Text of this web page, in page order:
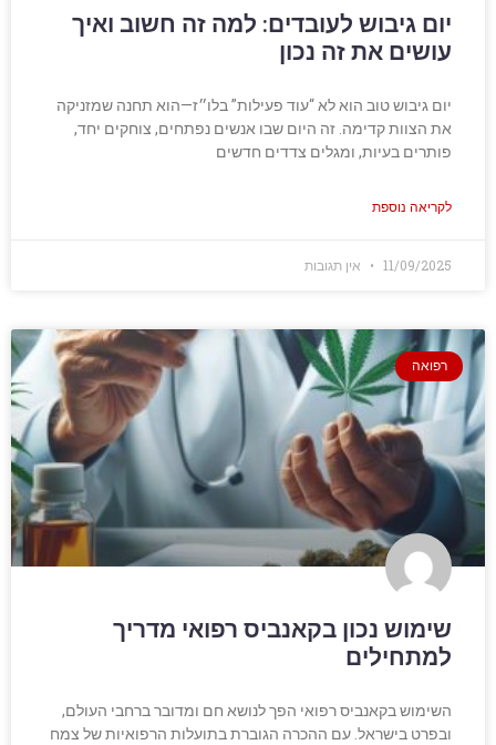
יום גיבוש לעובדים: למה זה חשוב ואיך
עושים את זה נכון
יום גיבוש טוב הוא לא “עוד פעילות” בלו״ז—הוא תחנה שמזניקה
את הצוות קדימה. זה היום שבו אנשים נפתחים, צוחקים יחד,
פותרים בעיות, ומגלים צדדים חדשים
לקריאה נוספת
11/09/2025 אין תגובות
רפואה
שימוש נכון בקאנביס רפואי מדריך
למתחילים
השימוש בקאנביס רפואי הפך לנושא חם ומדובר ברחבי העולם,
ובפרט בישראל. עם ההכרה הגוברת בתועלות הרפואיות של צמח